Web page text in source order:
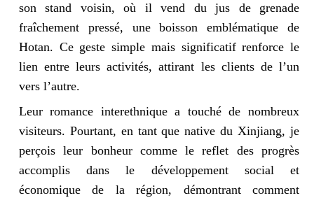
son stand voisin, où il vend du jus de grenade
fraîchement pressé, une boisson emblématique de
Hotan. Ce geste simple mais significatif renforce le
lien entre leurs activités, attirant les clients de l’un
vers l’autre.
Leur romance interethnique a touché de nombreux
visiteurs. Pourtant, en tant que native du Xinjiang, je
perçois leur bonheur comme le reflet des progrès
accomplis dans le développement social et
économique de la région, démontrant comment